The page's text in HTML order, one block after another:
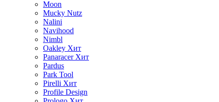
Moon
Mucky Nutz
Nalini
Navihood
Nimbl
Oakley Хит
Panaracer Хит
Pardus
Park Tool
Pirelli Хит
Profile Design